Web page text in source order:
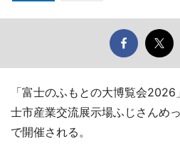
「富士のふもとの大博覧会
士市産業交流展示場ふじさんめ
で開催される。